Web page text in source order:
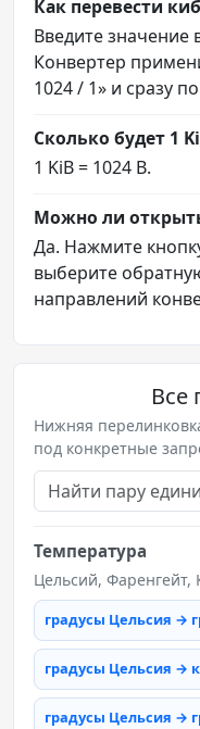
Как перевести
Введите значение
Конвертер
1024 / 1» и сразу
Сколько будет 1
1 KiB = 1024 B.
Можно ли
Да. Нажмите
выберите
направлений
Все
Нижняя
под конкретные
Температура
Цельсий,
градусы Цельсия →
градусы Цельсия →
градусы Цельсия →